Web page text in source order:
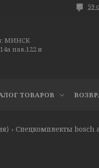
59
МИНСК
пав.122 и
ТОВАРОВ
Спецкомплекты bosch